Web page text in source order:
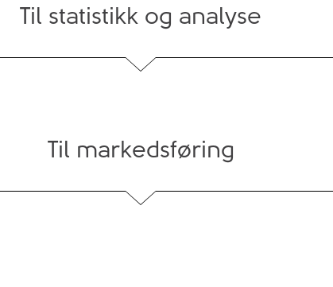
Til statistikk og analyse
Til markedsføring